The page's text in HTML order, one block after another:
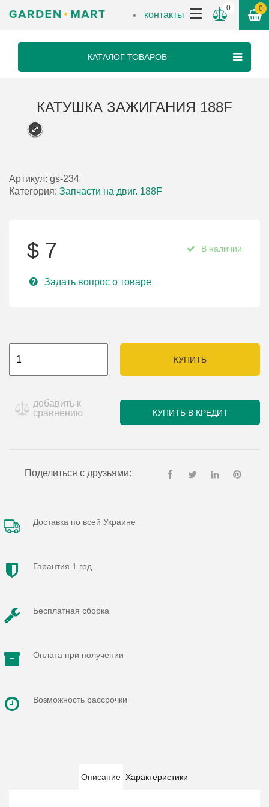
контакты
0 0
КАТАЛОГ ТОВАРОВ
КАТУШКА ЗАЖИГАНИЯ 188F
Артикул: gs-234
Категория: Запчасти на двиг. 188F
$ 7 В наличии
Задать вопрос о товаре
КУПИТЬ
добавить к
сравнению
КУПИТЬ В КРЕДИТ
Поделиться с друзьями:
Доставка по всей Украине
Гарантия 1 год
Бесплатная сборка
Оплата при получении
Возможность рассрочки
Описание Характеристики